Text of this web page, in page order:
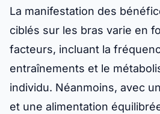
La manifestation des
ciblés sur les bras varie en
facteurs, incluant la
entraînements et le
individu. Néanmoins, avec
et une alimentation